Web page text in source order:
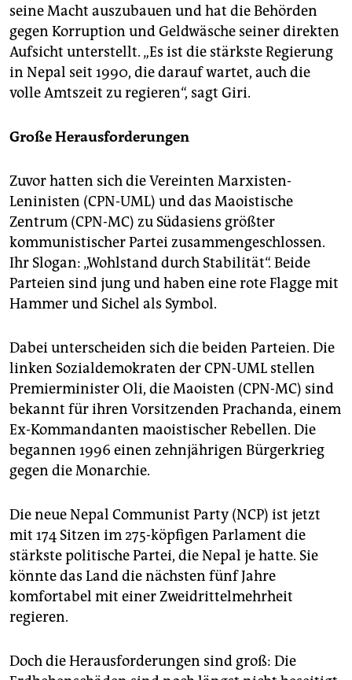
seine Macht auszubauen und hat die Behörden
gegen Korruption und Geldwäsche seiner direkten
Aufsicht unterstellt. „Es ist die stärkste Regierung
in Nepal seit 1990, die darauf wartet, auch die
volle Amtszeit zu regieren“, sagt Giri.
Große Herausforderungen
Zuvor hatten sich die Vereinten Marxisten-
Leninisten (CPN-UML) und das Maoistische
Zentrum (CPN-MC) zu Südasiens größter
kommunistischer Partei zusammengeschlossen.
Ihr Slogan: „Wohlstand durch Stabilität“. Beide
Parteien sind jung und haben eine rote Flagge mit
Hammer und Sichel als Symbol.
Dabei unterscheiden sich die beiden Parteien. Die
linken Sozialdemokraten der CPN-UML stellen
Premierminister Oli, die Maoisten (CPN-MC) sind
bekannt für ihren Vorsitzenden Prachanda, einem
Ex-Kommandanten maoistischer Rebellen. Die
begannen 1996 einen zehnjährigen Bürgerkrieg
gegen die Monarchie.
Die neue Nepal Communist Party (NCP) ist jetzt
mit 174 Sitzen im 275-köpfigen Parlament die
stärkste politische Partei, die Nepal je hatte. Sie
könnte das Land die nächsten fünf Jahre
komfortabel mit einer Zweidrittelmehrheit
regieren.
Doch die Herausforderungen sind groß: Die